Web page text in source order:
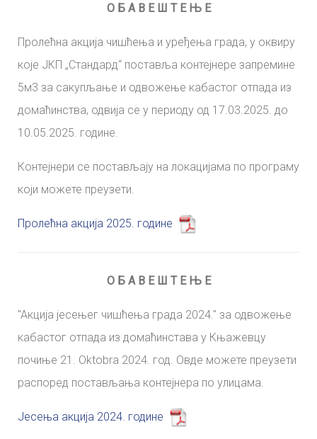
О Б А В Е Ш Т Е Њ Е
Пролећна акција чишћења и уређења града, у оквиру
које ЈКП „Стандард“ поставља контејнере запремине
5м3 за сакупљање и одвожење кабастог отпада из
домаћинства, одвија се у периоду од 17.03.2025. до
10.05.2025. године.
Контејнери се постављају на локацијама по програму
који можете преузети.
Пролећна акција 2025. године
О Б А В Е Ш Т Е Њ Е
"Aкција јесењег чишћења града 2024." за одвожење
кабастог отпада из домаћинстава у Књажевцу
почиње 21. Oktobra 2024. год. Овде можете преузети
распоред постављања контејнера по улицама.
Јесења акција 2024. године